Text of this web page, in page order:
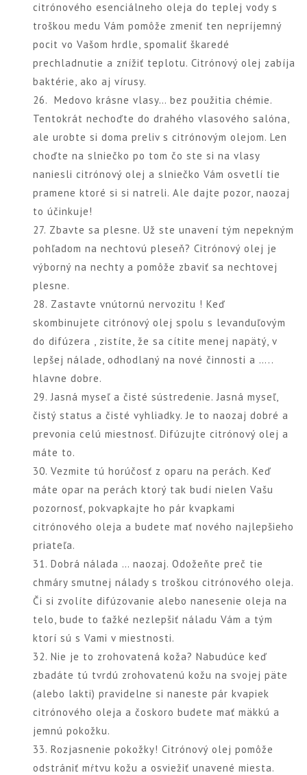
citrónového esenciálneho oleja do teplej vody s
troškou medu Vám pomôže zmeniť ten nepríjemný
pocit vo Vašom hrdle, spomaliť škaredé
prechladnutie a znížiť teplotu. Citrónový olej zabíja
baktérie, ako aj vírusy.
26. Medovo krásne vlasy… bez použitia chémie.
Tentokrát nechoďte do drahého vlasového salóna,
ale urobte si doma preliv s citrónovým olejom. Len
choďte na slniečko po tom čo ste si na vlasy
naniesli citrónový olej a slniečko Vám osvetlí tie
pramene ktoré si si natreli. Ale dajte pozor, naozaj
to účinkuje!
27. Zbavte sa plesne. Už ste unavení tým nepekným
pohľadom na nechtovú pleseň? Citrónový olej je
výborný na nechty a pomôže zbaviť sa nechtovej
plesne.
28. Zastavte vnútornú nervozitu ! Keď
skombinujete citrónový olej spolu s levanduľovým
do difúzera , zistíte, že sa cítite menej napätý, v
lepšej nálade, odhodlaný na nové činnosti a …..
hlavne dobre.
29. Jasná myseľ a čisté sústredenie. Jasná myseľ,
čistý status a čisté vyhliadky. Je to naozaj dobré a
prevonia celú miestnosť. Difúzujte citrónový olej a
máte to.
30. Vezmite tú horúčosť z oparu na perách. Keď
máte opar na perách ktorý tak budí nielen Vašu
pozornosť, pokvapkajte ho pár kvapkami
citrónového oleja a budete mať nového najlepšieho
priateľa.
31. Dobrá nálada … naozaj. Odožeňte preč tie
chmáry smutnej nálady s troškou citrónového oleja.
Či si zvolíte difúzovanie alebo nanesenie oleja na
telo, bude to ťažké nezlepšiť náladu Vám a tým
ktorí sú s Vami v miestnosti.
32. Nie je to zrohovatená koža? Nabudúce keď
zbadáte tú tvrdú zrohovatenú kožu na svojej päte
(alebo lakti) pravidelne si naneste pár kvapiek
citrónového oleja a čoskoro budete mať mäkkú a
jemnú pokožku.
33. Rozjasnenie pokožky! Citrónový olej pomôže
odstrániť mŕtvu kožu a osviežiť unavené miesta.